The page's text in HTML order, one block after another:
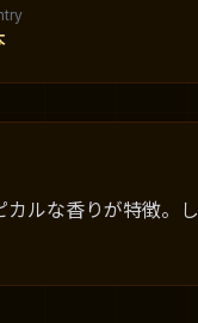
ルな香りが特徴。し